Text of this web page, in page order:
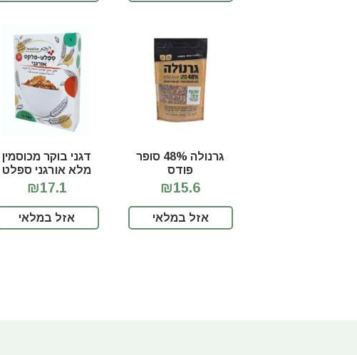
גרנולה 48% סופר
פודס
₪15.6
אזל במלאי
דגני בוקר מכוסמין
מלא אורגני ספלט
פלקס
₪17.1
אזל במלאי